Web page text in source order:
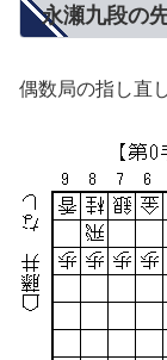
永瀬九段の
偶数局の指し直